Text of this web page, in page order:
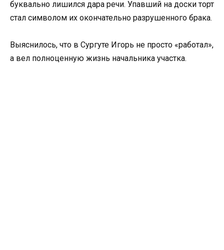
буквально лишился дара речи. Упавший на доски торт
стал символом их окончательно разрушенного брака.
Выяснилось, что в Сургуте Игорь не просто «работал»,
а вел полноценную жизнь начальника участка.